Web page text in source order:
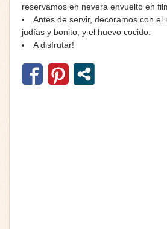
reservamos en nevera envuelto en
Antes de servir, decoramos con el
judías y bonito, y el huevo cocido.
A disfrutar!